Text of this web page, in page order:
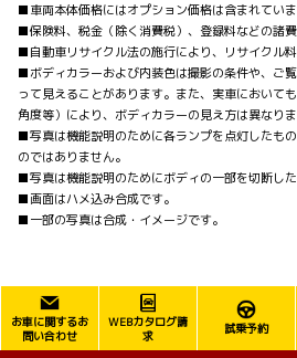
■車両本体価格にはオプション価格は含まれていま
■保険料、税金（除く消費税）、登録料などの諸費
■自動車リサイクル法の施行により、リサイクル
■ボディカラーおよび内装色は撮影の条件や、ご
って見えることがあります。また、実車において
角度等）により、ボディカラーの見え方は異なりま
■写真は機能説明のために各ランプを点灯したも
のではありません。
■写真は機能説明のためにボディの一部を切断した
■画面はハメ込み合成です。
■一部の写真は合成・イメージです。
お車に関するお
問い合わせ
WEBカタログ請
求
試乗予約